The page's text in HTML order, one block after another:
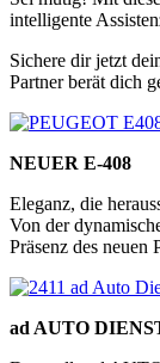
intelligente
Sichere dir jetzt
Partner berät dich
NEUER E-408
Eleganz, die
Von der
Präsenz des
ad AUTO